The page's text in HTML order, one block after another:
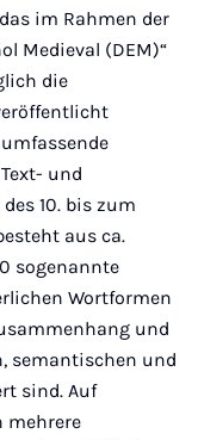
im Rahmen der
Medieval (DEM)“
die
und
10. bis zum
aus ca.
sogenannte
Wortformen
und
semantischen und
sind. Auf
mehrere